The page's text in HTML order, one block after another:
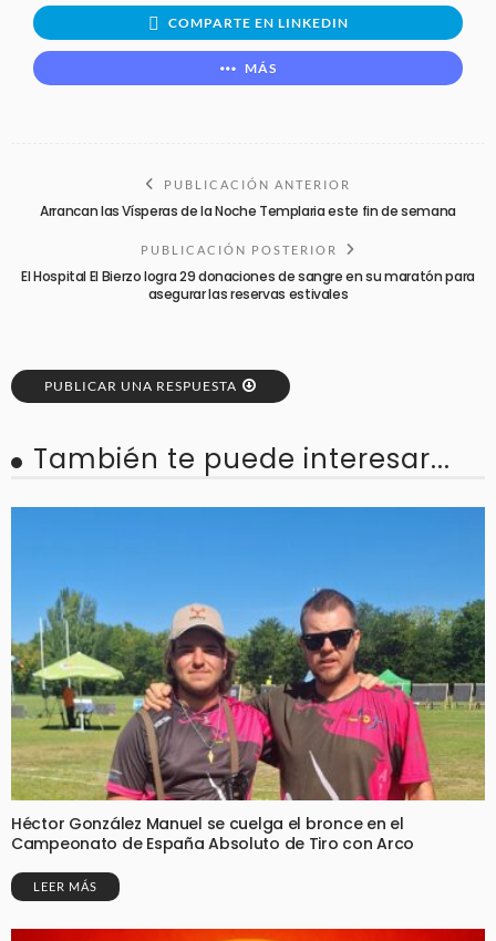
COMPARTE EN LINKEDIN
MÁS
PUBLICACIÓN ANTERIOR
Arrancan las Vísperas de la Noche Templaria este fin de semana
PUBLICACIÓN POSTERIOR
El Hospital El Bierzo logra 29 donaciones de sangre en su maratón para
asegurar las reservas estivales
PUBLICAR UNA RESPUESTA
También te puede interesar...
Héctor González Manuel se cuelga el bronce en el
Campeonato de España Absoluto de Tiro con Arco
LEER MÁS